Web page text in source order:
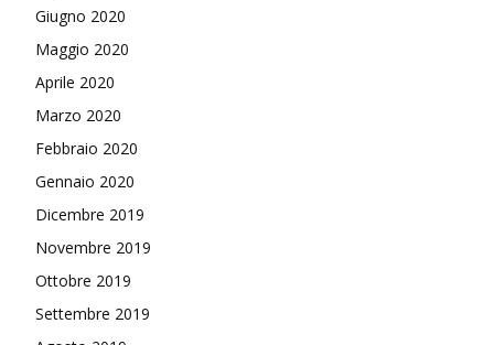
Giugno 2020
Maggio 2020
Aprile 2020
Marzo 2020
Febbraio 2020
Gennaio 2020
Dicembre 2019
Novembre 2019
Ottobre 2019
Settembre 2019